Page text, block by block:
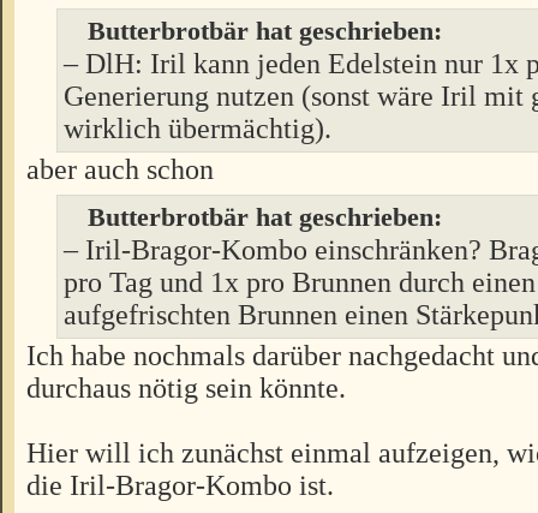
Butterbrotbär hat geschrieben:
– DlH: Iril kann jeden Edelstein nur 1x
Generierung nutzen (sonst wäre Iril mit
wirklich übermächtig).
aber auch schon
Butterbrotbär hat geschrieben:
– Iril-Bragor-Kombo einschränken?
pro Tag und 1x pro Brunnen durch
aufgefrischten Brunnen einen
Ich habe nochmals darüber nachgedacht
durchaus nötig sein könnte.
Hier will ich zunächst einmal aufzeigen,
die Iril-Bragor-Kombo ist.